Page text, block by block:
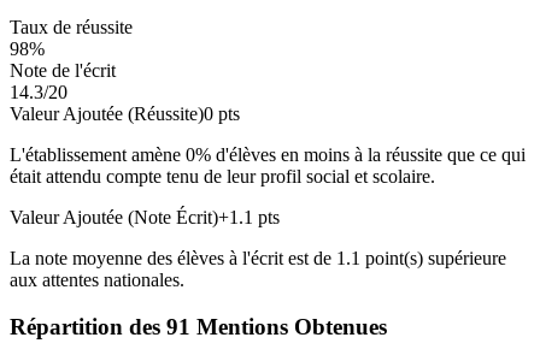
Taux de réussite
98%
Note de l'écrit
14.3/20
Valeur Ajoutée (Réussite)0 pts
L'établissement amène 0% d'élèves en moins à la réussite que ce qui
était attendu compte tenu de leur profil social et scolaire.
Valeur Ajoutée (Note Écrit)+1.1 pts
La note moyenne des élèves à l'écrit est de 1.1 point(s) supérieure
aux attentes nationales.
Répartition des 91 Mentions Obtenues